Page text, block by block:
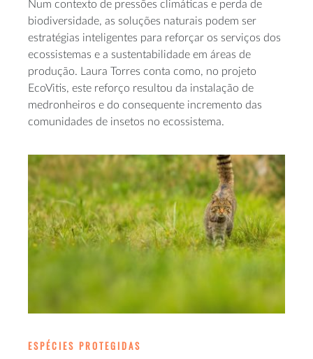
Num contexto de pressões climáticas e perda de
biodiversidade, as soluções naturais podem ser
estratégias inteligentes para reforçar os serviços dos
ecossistemas e a sustentabilidade em áreas de
produção. Laura Torres conta como, no projeto
EcoVitis, este reforço resultou da instalação de
medronheiros e do consequente incremento das
comunidades de insetos no ecossistema.
ESPÉCIES PROTEGIDAS